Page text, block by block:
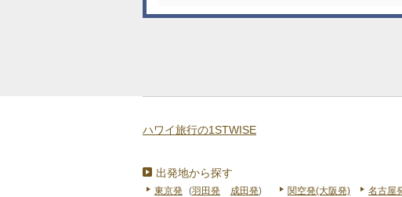
ハワイ旅行の1STWISE
出発地から探す
東京発 (羽田発 成田発) 関空発(大阪発) 名古屋